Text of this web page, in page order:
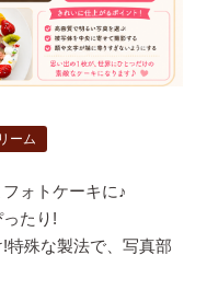
ーム
ォトケーキに♪
たり!
特殊な製法で、写真部